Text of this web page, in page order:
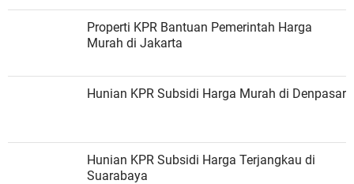
Properti KPR Bantuan Pemerintah Harga
Murah di Jakarta
Hunian KPR Subsidi Harga Murah di Denpasar
Hunian KPR Subsidi Harga Terjangkau di
Suarabaya